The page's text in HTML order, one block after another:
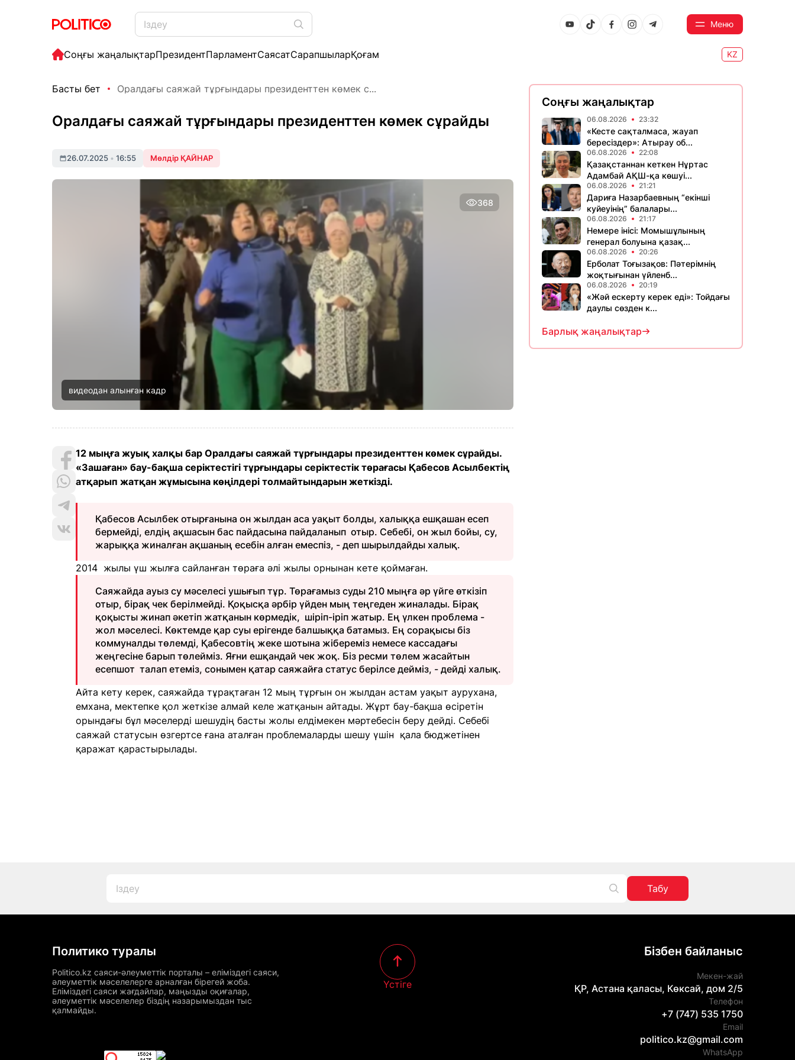
Меню
Соңғы жаңалықтарПрезидентПарламентСаясатСарапшыларҚоғам KZ
Басты бет Оралдағы саяжай тұрғындары президенттен көмек с...
Оралдағы саяжай тұрғындары президенттен көмек сұрайды
26.07.2025 • 16:55 Мөлдір ҚАЙНАР
368
видеодан алынған кадр
12 мыңға жуық халқы бар Оралдағы саяжай тұрғындары президенттен көмек сұрайды.
«Зашаған» бау-бақша серіктестігі тұрғындары серіктестік төрағасы Қабесов Асылбектің
атқарып жатқан жұмысына көңілдері толмайтындарын жеткізді.
Қабесов Асылбек отырғанына он жылдан аса уақыт болды, халыққа ешқашан есеп
бермейді, елдің ақшасын бас пайдасына пайдаланып отыр. Себебі, он жыл бойы, су,
жарыққа жиналған ақшаның есебін алған емеспіз, - деп шырылдайды халық.
2014 жылы үш жылға сайланған төраға әлі жылы орнынан кете қоймаған.
Саяжайда ауыз су мәселесі ушығып тұр. Төрағамыз суды 210 мыңға әр үйге өткізіп
отыр, бірақ чек берілмейді. Қоқысқа әрбір үйден мың теңгеден жиналады. Бірақ
қоқысты жинап әкетіп жатқанын көрмедік, шіріп-іріп жатыр. Ең үлкен проблема -
жол мәселесі. Көктемде қар суы ерігенде балшыққа батамыз. Ең сорақысы біз
коммуналды төлемді, Қабесовтің жеке шотына жібереміз немесе кассадағы
жеңгесіне барып төлейміз. Яғни ешқандай чек жоқ. Біз ресми төлем жасайтын
есепшот талап етеміз, сонымен қатар саяжайға статус берілсе дейміз, - дейді халық.
Айта кету керек, саяжайда тұрақтаған 12 мың тұрғын он жылдан астам уақыт аурухана,
емхана, мектепке қол жеткізе алмай келе жатқанын айтады. Жұрт бау-бақша өсіретін
орындағы бұл мәселерді шешудің басты жолы елдімекен мәртебесін беру дейді. Себебі
саяжай статусын өзгертсе ғана аталған проблемаларды шешу үшін қала бюджетінен
қаражат қарастырылады.
Соңғы жаңалықтар
06.08.2026 23:32
«Кесте сақталмаса, жауап
бересіздер»: Атырау об...
06.08.2026 22:08
Қазақстаннан кеткен Нұртас
Адамбай АҚШ-қа көшуі...
06.08.2026 21:21
Дариға Назарбаевның “екінші
куйеуінің” балалары...
06.08.2026 21:17
Немере інісі: Момышұлының
генерал болуына қазақ...
06.08.2026 20:26
Ерболат Тоғызақов: Пәтерімнің
жоқтығынан үйленб...
06.08.2026 20:19
«Жәй ескерту керек еді»: Тойдағы
даулы сөзден к...
Барлық жаңалықтар
Табу
Политико туралы
Politico.kz саяси-әлеуметтік порталы – еліміздегі саяси,
әлеуметтік мәселелерге арналған бірегей жоба.
Еліміздегі саяси жағдайлар, маңызды оқиғалар,
әлеуметтік мәселелер біздің назарымыздан тыс
қалмайды.
Үстіге
Бізбен байланыс
Мекен-жай
ҚР, Астана қаласы, Көксай, дом 2/5
Телефон
+7 (747) 535 1750
Email
politico.kz@gmail.com
WhatsApp